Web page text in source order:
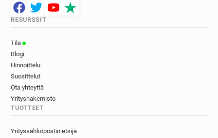
RESURSSIT
Tila
Blogi
Hinnoittelu
Suosittelut
Ota yhteyttä
Yrityshakemisto
TUOTTEET
Yrityssähköpostin etsijä